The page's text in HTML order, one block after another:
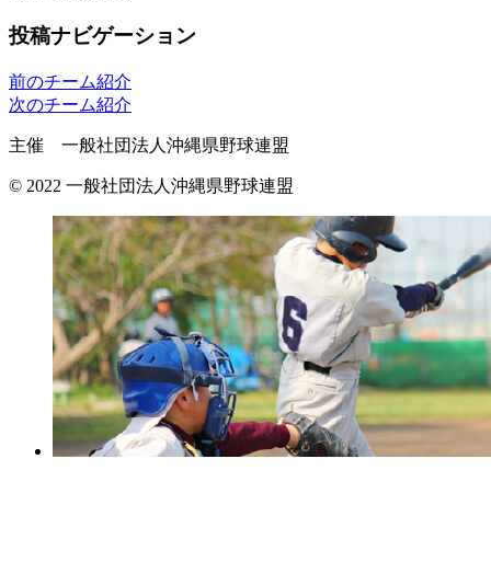
投稿ナビゲーション
前のチーム紹介
次のチーム紹介
主催 一般社団法人沖縄県野球連盟
© 2022 一般社団法人沖縄県野球連盟